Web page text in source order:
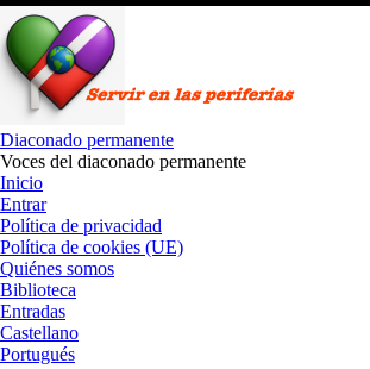
Saltar
al
contenido
Diaconado permanente
Voces del diaconado permanente
Inicio
Entrar
Política de privacidad
Política de cookies (UE)
Quiénes somos
Biblioteca
Entradas
Castellano
Portugués